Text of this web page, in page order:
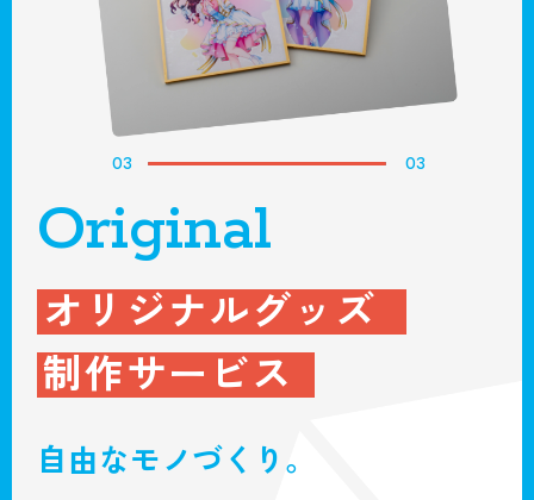
03 03
Original
オリジナルグッズ
制作サービス
自由なモノづくり。